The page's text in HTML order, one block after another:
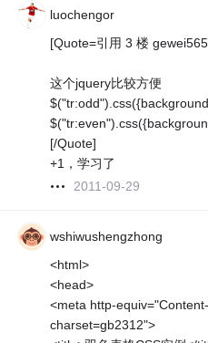
luochengor
[Quote=引用 3 楼
这个jquery比较方便
[/Quote]
+1，学习了
2011-09-29
wshiwushengzhong
<html>
<head>
<meta http-
charset=gb2312">